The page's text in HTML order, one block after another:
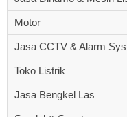
Motor
Jasa CCTV & Alarm
Toko Listrik
Jasa Bengkel Las